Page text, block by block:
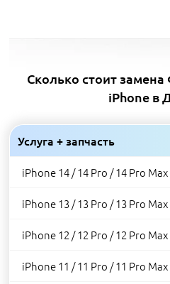
Сколько стоит
iPhone в
Услуга + запчасть
iPhone 14 / 14 Pro / 14 Pro Max
iPhone 13 / 13 Pro / 13 Pro Max
iPhone 12 / 12 Pro / 12 Pro Max
iPhone 11 / 11 Pro / 11 Pro Max